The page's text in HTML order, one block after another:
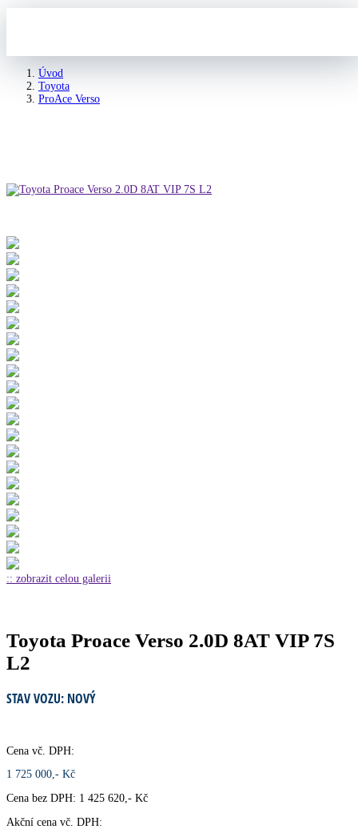
Úvod
Toyota
ProAce Verso
:: zobrazit celou galerii
Toyota Proace Verso 2.0D 8AT VIP 7S
L2
STAV VOZU: NOVÝ
Cena vč. DPH:
1 725 000,- Kč
Cena bez DPH: 1 425 620,- Kč
Akční cena vč. DPH: